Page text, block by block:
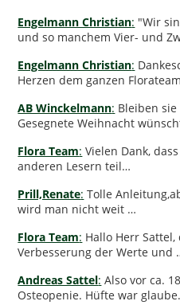
Engelmann Christian: "Wir
und so manchem Vier- und
Engelmann Christian:
Herzen dem ganzen
AB Winckelmann: Bleiben sie
Gesegnete Weihnacht
Flora Team: Vielen Dank,
anderen Lesern teil…
Prill,Renate: Tolle
wird man nicht weit …
Flora Team: Hallo Herr
Verbesserung der Werte und
Andreas Sattel: Also vor ca.
Osteopenie. Hüfte war